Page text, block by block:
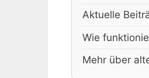
Aktuelle
Wie
Mehr über